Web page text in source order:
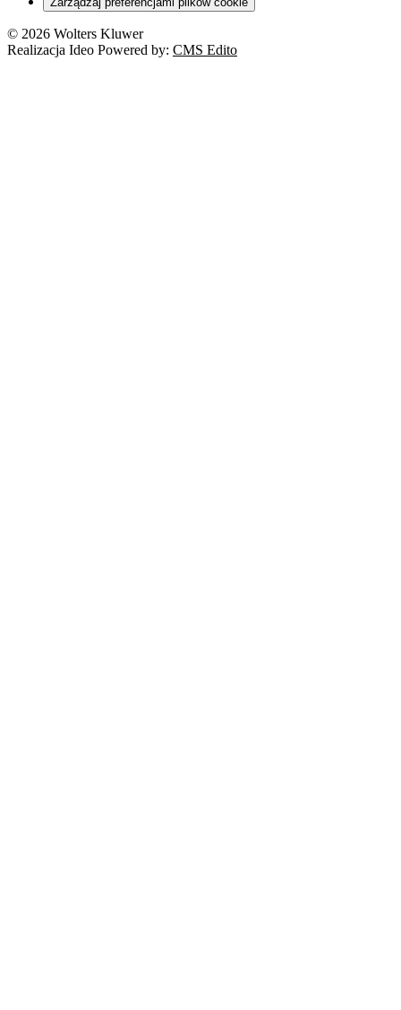
© 2026 Wolters Kluwer
Realizacja Ideo Powered by: CMS Edito